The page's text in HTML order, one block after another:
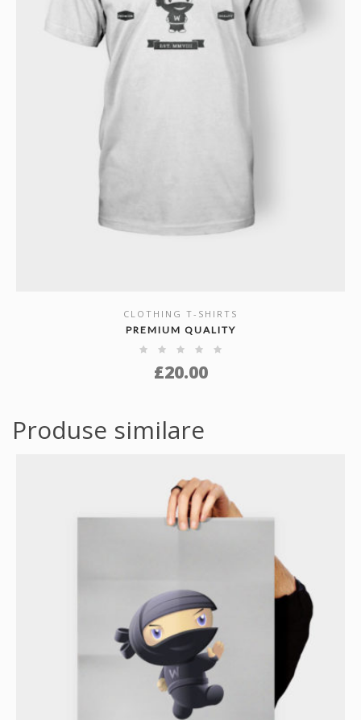
SHOW DETAILS
CLOTHING T-SHIRTS
PREMIUM QUALITY
£20.00
Produse similare